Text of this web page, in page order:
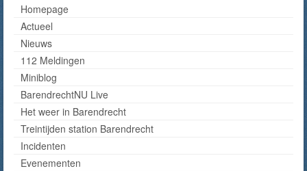
Homepage
Actueel
Nieuws
112 Meldingen
Miniblog
BarendrechtNU Live
Het weer in Barendrecht
Treintijden station Barendrecht
Incidenten
Evenementen